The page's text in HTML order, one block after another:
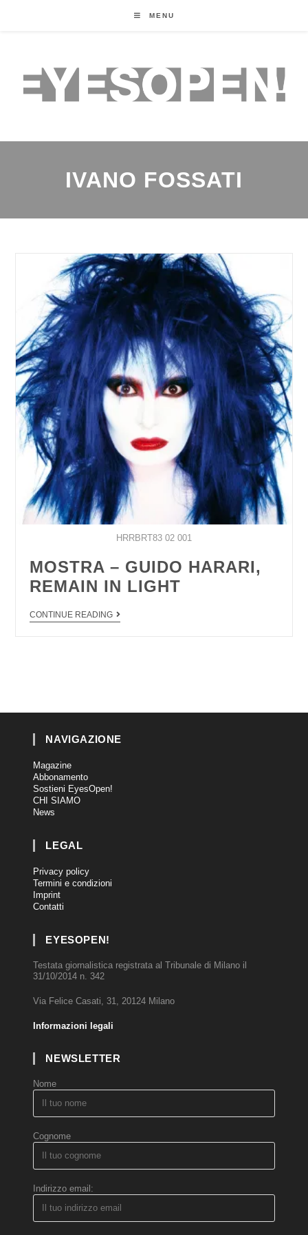
MENU
IVANO FOSSATI
HRRBRT83 02 001
MOSTRA – GUIDO HARARI,
REMAIN IN LIGHT
CONTINUE READING
NAVIGAZIONE
Magazine
Abbonamento
Sostieni EyesOpen!
CHI SIAMO
News
LEGAL
Privacy policy
Termini e condizioni
Imprint
Contatti
EYESOPEN!
Testata giornalistica registrata al Tribunale di Milano il
31/10/2014 n. 342
Via Felice Casati, 31, 20124 Milano
Informazioni legali
NEWSLETTER
Nome
Cognome
Indirizzo email: